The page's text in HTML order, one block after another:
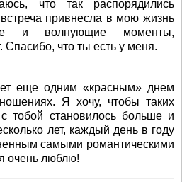
что так распорядились
привнесла в мою жизнь
и волнующие моменты,
Спасибо, что ты есть у меня.
еще одним «красным» днем
Я хочу, чтобы таких
тобой становилось больше и
лет, каждый день в году
самыми романтическими
очень люблю!